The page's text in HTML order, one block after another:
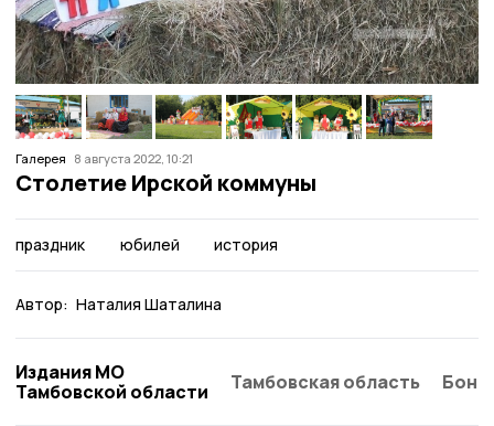
Галерея 8 августа 2022, 10:21
Столетие Ирской коммуны
праздник юбилей история
Автор: Наталия Шаталина
Издания МО
Тамбовской области
Тамбовская область